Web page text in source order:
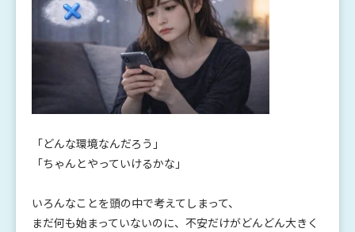
「どんな環境なんだろう」
「ちゃんとやっていけるかな」
いろんなことを頭の中で考えてしまって、
まだ何も始まっていないのに、不安だけがどんどん大きく